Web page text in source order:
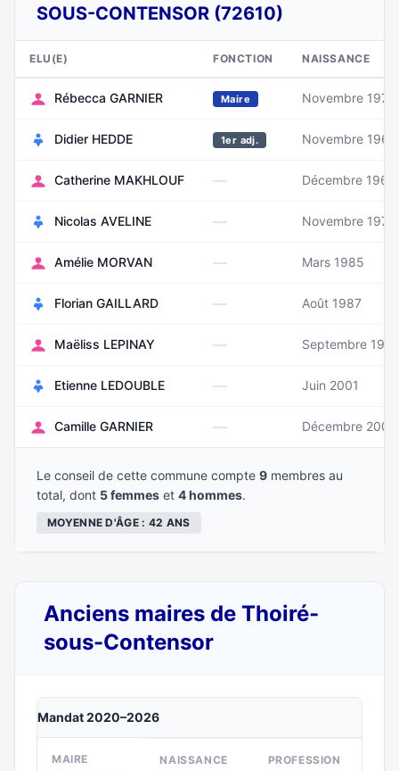
SOUS-CONTENSOR (72610)
ELU(E) FONCTION NAISSANCE
Rébecca GARNIER Maire Novembre 1975
Didier HEDDE 1er adj. Novembre 1962
Catherine MAKHLOUF — Décembre 1962
Nicolas AVELINE — Novembre 1979
Amélie MORVAN — Mars 1985
Florian GAILLARD — Août 1987
Maëliss LEPINAY — Septembre 1991
Etienne LEDOUBLE — Juin 2001
Camille GARNIER — Décembre 2005
Le conseil de cette commune compte 9 membres au
total, dont 5 femmes et 4 hommes.
MOYENNE D'ÂGE : 42 ANS
Anciens maires de Thoiré-
sous-Contensor
Mandat 2020–2026
MAIRE NAISSANCE PROFESSION